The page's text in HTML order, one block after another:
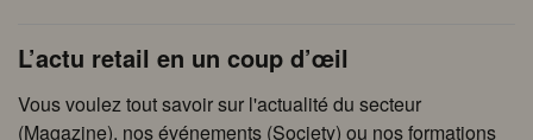
L’actu retail en un coup d’œil
Vous voulez tout savoir sur l'actualité du secteur
(Magazine), nos événements (Society) ou nos formations